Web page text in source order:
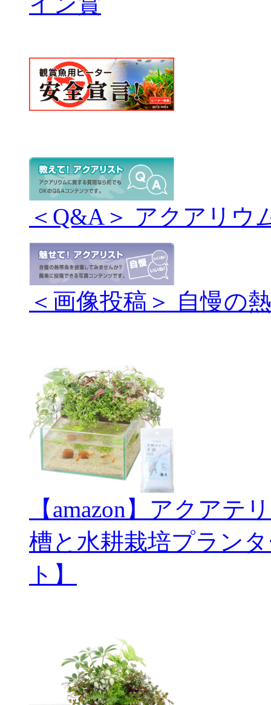
＜Q&A＞ アクアリウ
＜画像投稿＞ 自慢の
【amazon】アクアテ
槽と水耕栽培プラン
ト】